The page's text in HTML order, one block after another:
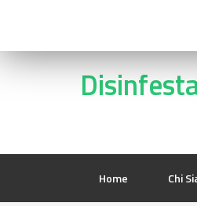
Home Chi